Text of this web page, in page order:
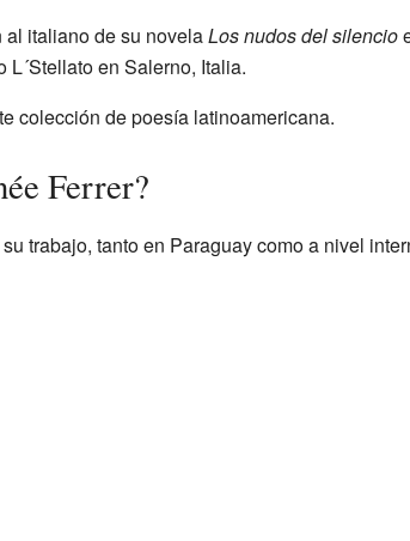
al italiano de su novelaLos nudos del silencio
en Salerno, Italia.
colección de poesía latinoamericana.
Ferrer?
trabajo, tanto en Paraguay como a nivel